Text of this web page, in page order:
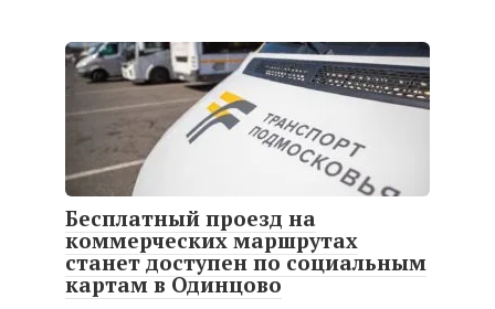
Бесплатный проезд на
коммерческих маршрутах
станет доступен по социальным
картам в Одинцово